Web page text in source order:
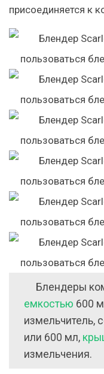
присоединяется к
Блендеры
емкостью 600
измельчитель,
или 600 мл,
измельчения.